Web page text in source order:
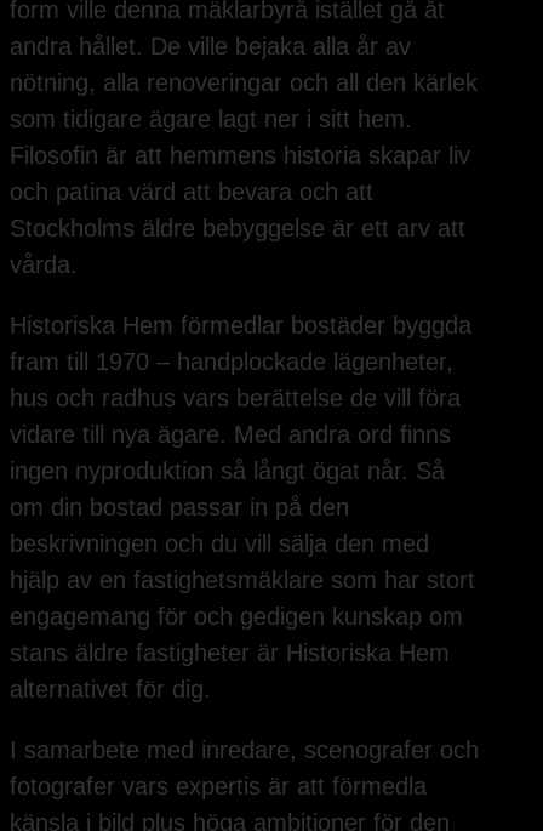
form ville denna mäklarbyrå istället gå åt
andra hållet. De ville bejaka alla år av
nötning, alla renoveringar och all den kärlek
som tidigare ägare lagt ner i sitt hem.
Filosofin är att hemmens historia skapar liv
och patina värd att bevara och att
Stockholms äldre bebyggelse är ett arv att
vårda.
Historiska Hem förmedlar bostäder byggda
fram till 1970 – handplockade lägenheter,
hus och radhus vars berättelse de vill föra
vidare till nya ägare. Med andra ord finns
ingen nyproduktion så långt ögat når. Så
om din bostad passar in på den
beskrivningen och du vill sälja den med
hjälp av en fastighetsmäklare som har stort
engagemang för och gedigen kunskap om
stans äldre fastigheter är Historiska Hem
alternativet för dig.
I samarbete med inredare, scenografer och
fotografer vars expertis är att förmedla
känsla i bild plus höga ambitioner för den